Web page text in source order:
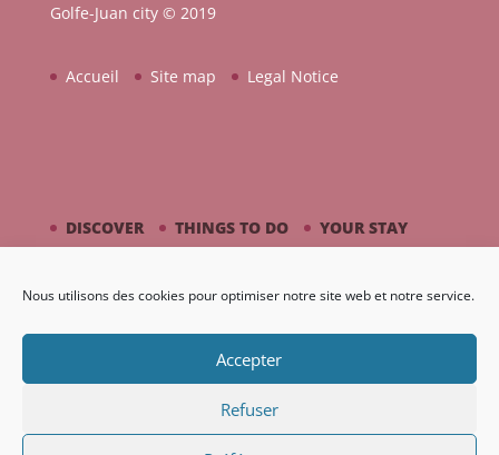
Nous utilisons des cookies pour optimiser notre site web et notre service.
Accepter
Refuser
Golfe-Juan city © 2019
Accueil Site map Legal Notice
DISCOVER THINGS TO DO
YOUR STAY
AGENDA GALLERY